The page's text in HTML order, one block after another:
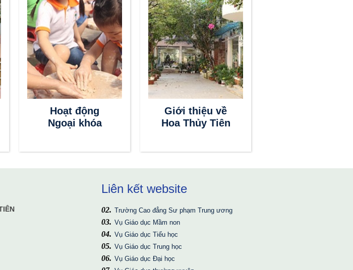
Hoạt động
Ngoại khóa
Giới thiệu về
Hoa Thủy Tiên
Liên kết website
Trường Cao đẳng Sư phạm Trung ương
Vụ Giáo dục Mầm non
Vụ Giáo dục Tiểu học
Vụ Giáo dục Trung học
Vụ Giáo dục Đại học